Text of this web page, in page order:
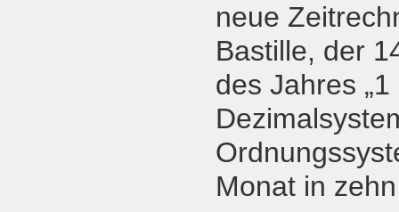
neue
Bastille, der
des Jahres
Monat in